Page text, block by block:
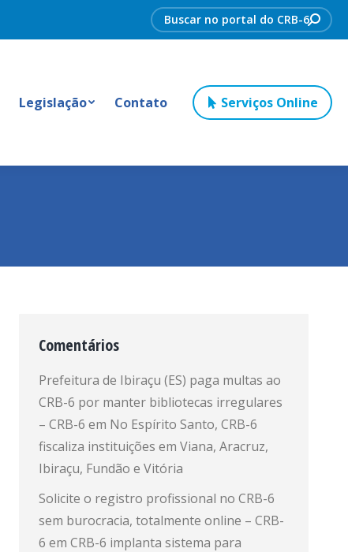
Search:
Legislação Contato Serviços Online
Comentários
Prefeitura de Ibiraçu (ES) paga multas ao
CRB-6 por manter bibliotecas irregulares
– CRB-6 em No Espírito Santo, CRB-6
fiscaliza instituições em Viana, Aracruz,
Ibiraçu, Fundão e Vitória
Solicite o registro profissional no CRB-6
sem burocracia, totalmente online – CRB-
6 em CRB-6 implanta sistema para